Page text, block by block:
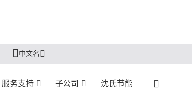
中文名
服务支持 子公司 沈氏节能